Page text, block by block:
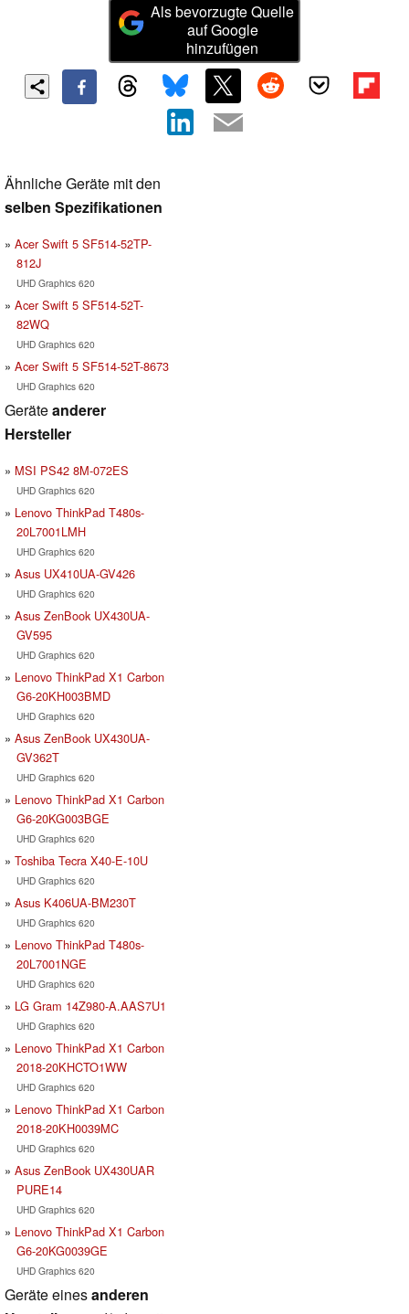
Als bevorzugte Quelle
auf Google
hinzufügen
Ähnliche Geräte mit den
selben Spezifikationen
Acer Swift 5 SF514-52TP-
812J
UHD Graphics 620
Acer Swift 5 SF514-52T-
82WQ
UHD Graphics 620
Acer Swift 5 SF514-52T-8673
UHD Graphics 620
Geräteanderer
Hersteller
MSI PS42 8M-072ES
UHD Graphics 620
Lenovo ThinkPad T480s-
20L7001LMH
UHD Graphics 620
Asus UX410UA-GV426
UHD Graphics 620
Asus ZenBook UX430UA-
GV595
UHD Graphics 620
Lenovo ThinkPad X1 Carbon
G6-20KH003BMD
UHD Graphics 620
Asus ZenBook UX430UA-
GV362T
UHD Graphics 620
Lenovo ThinkPad X1 Carbon
G6-20KG003BGE
UHD Graphics 620
Toshiba Tecra X40-E-10U
UHD Graphics 620
Asus K406UA-BM230T
UHD Graphics 620
Lenovo ThinkPad T480s-
20L7001NGE
UHD Graphics 620
LG Gram 14Z980-A.AAS7U1
UHD Graphics 620
Lenovo ThinkPad X1 Carbon
2018-20KHCTO1WW
UHD Graphics 620
Lenovo ThinkPad X1 Carbon
2018-20KH0039MC
UHD Graphics 620
Asus ZenBook UX430UAR
PURE14
UHD Graphics 620
Lenovo ThinkPad X1 Carbon
G6-20KG0039GE
UHD Graphics 620
Geräte einesanderen